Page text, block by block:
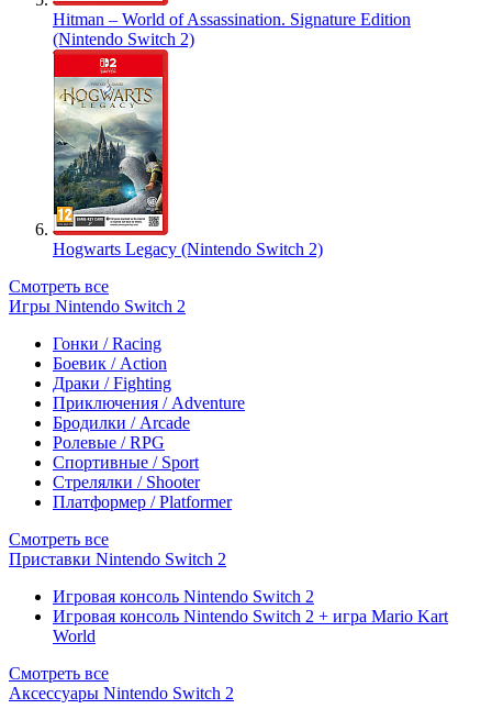
Hitman – World of Assassination. Signature Edition
(Nintendo Switch 2)
Hogwarts Legacy (Nintendo Switch 2)
Смотреть все
Игры Nintendo Switch 2
Гонки / Racing
Боевик / Action
Драки / Fighting
Приключения / Adventure
Бродилки / Arcade
Ролевые / RPG
Спортивные / Sport
Стрелялки / Shooter
Платформер / Platformer
Смотреть все
Приставки Nintendo Switch 2
Игровая консоль Nintendo Switch 2
Игровая консоль Nintendo Switch 2 + игра Mario Kart
World
Смотреть все
Аксессуары Nintendo Switch 2